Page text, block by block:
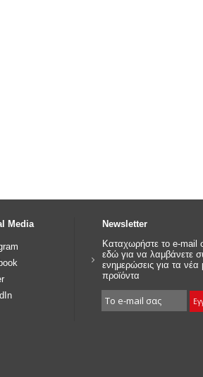
Media
Newsletter
Καταχωρήστε το e-mail
εδώ για να λαμβάνετε
ενημερώσεις για τα νέα
προϊόντα